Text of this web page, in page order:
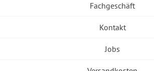
Fachgeschäft
Kontakt
Jobs